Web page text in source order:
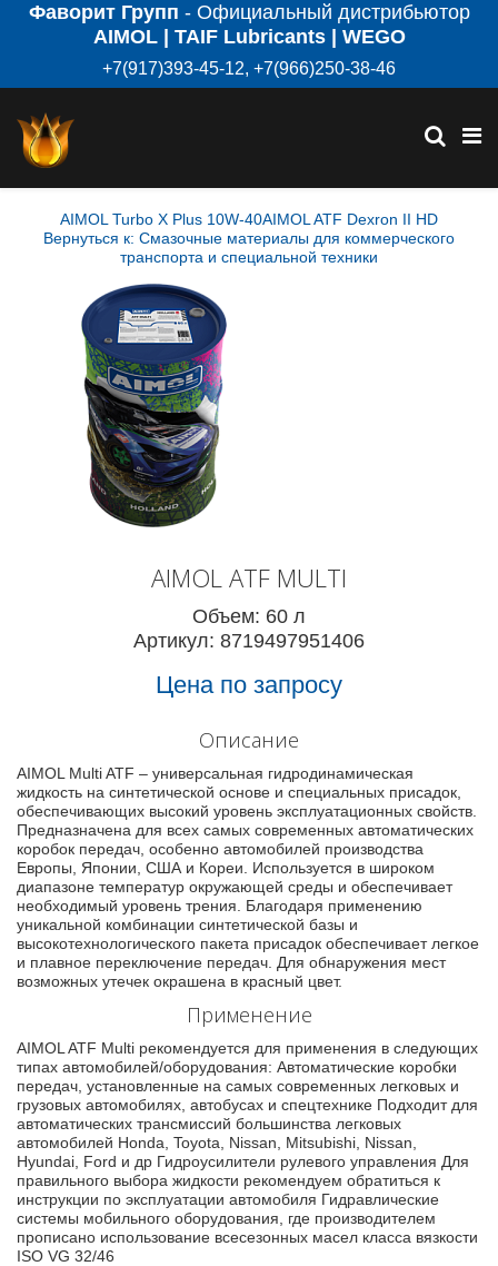
Фаворит Групп - Официальный дистрибьютор
AIMOL | TAIF Lubricants | WEGO
+7(917)393-45-12, +7(966)250-38-46
AIMOL Turbo X Plus 10W-40AIMOL ATF Dexron II HD
Вернуться к: Смазочные материалы для коммерческого
транспорта и специальной техники
AIMOL ATF MULTI
Объем: 60 л
Артикул: 8719497951406
Цена по запросу
Описание
AIMOL Multi ATF – универсальная гидродинамическая
жидкость на синтетической основе и специальных присадок,
обеспечивающих высокий уровень эксплуатационных свойств.
Предназначена для всех самых современных автоматических
коробок передач, особенно автомобилей производства
Европы, Японии, США и Кореи. Используется в широком
диапазоне температур окружающей среды и обеспечивает
необходимый уровень трения. Благодаря применению
уникальной комбинации синтетической базы и
высокотехнологического пакета присадок обеспечивает легкое
и плавное переключение передач. Для обнаружения мест
возможных утечек окрашена в красный цвет.
Применение
AIMOL ATF Multi рекомендуется для применения в следующих
типах автомобилей/оборудования: Автоматические коробки
передач, установленные на самых современных легковых и
грузовых автомобилях, автобусах и спецтехнике Подходит для
автоматических трансмиссий большинства легковых
автомобилей Honda, Toyota, Nissan, Mitsubishi, Nissan,
Hyundai, Ford и др Гидроусилители рулевого управления Для
правильного выбора жидкости рекомендуем обратиться к
инструкции по эксплуатации автомобиля Гидравлические
системы мобильного оборудования, где производителем
прописано использование всесезонных масел класса вязкости
ISO VG 32/46